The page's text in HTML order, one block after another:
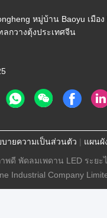
หมู่บ้าน Baoyu เมือง
กวางตุ้งประเทศจีน
ายความเป็นส่วนตัว | แผนผั
พดี พัดลมเพดาน LED ระย
Industrial Company